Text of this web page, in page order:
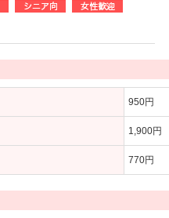
950円
1,900円
770円